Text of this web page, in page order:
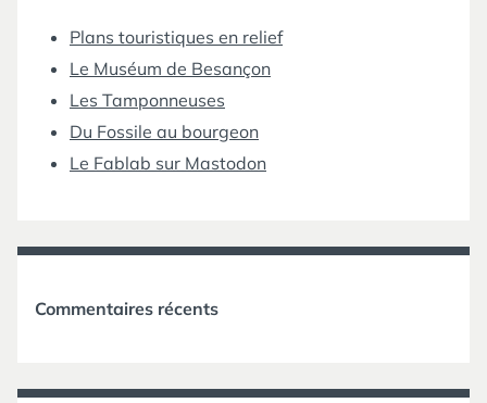
Plans touristiques en relief
Le Muséum de Besançon
Les Tamponneuses
Du Fossile au bourgeon
Le Fablab sur Mastodon
Commentaires récents